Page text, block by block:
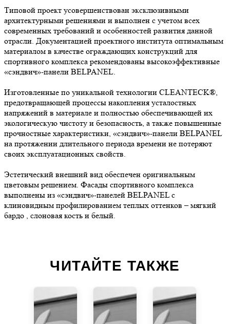
Типовой проект усовершенствован эксклюзивными
архитектурными решениями и выполнен с учетом всех
современных требований и особенностей развития данной
отрасли. Документацией проектного института оптимальным
материалом в качестве ограждающих конструкций для
спортивного комплекса рекомендованы высокоэффективные
«сэндвич»-панели BELPANEL.
Изготовленные по уникальной технологии CLEANTECK®,
предотвращающей процессы накопления усталостных
напряжений в материале и полностью обеспечивающей их
экологическую чистоту и безопасность, а также повышенные
прочностные характеристики, «сэндвич»-панели BELPANEL
на протяжении длительного периода времени не потеряют
своих эксплуатационных свойств.
Эстетический внешний вид обеспечен оригинальным
цветовым решением. Фасады спортивного комплекса
выполнены из «сэндвич»-панелей BELPANEL с
клиновидным профилированием теплых оттенков – мягкий
бардо , слоновая кость и белый.
ЧИТАЙТЕ ТАКЖЕ